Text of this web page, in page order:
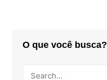
O que você busca?